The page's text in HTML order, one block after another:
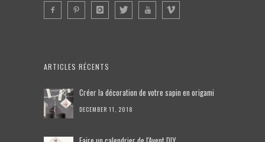
ARTICLES RÉCENTS
Créer la décoration de votre sapin en origami
DECEMBER 11, 2018